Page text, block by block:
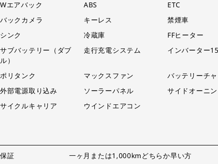
Wエアバック ABS
ETC
バックカメラ
キーレス
禁煙車
シンク
冷蔵庫
FFヒーター
サブバッテリー（ダブ
ル）
走行充電システム インバーター
ポリタンク マックスファン
バッテリーチ
外部電源取り込み
ソーラーパネル
サイドオーニ
サイクルキャリア
ウインドエアコン
保証 一ヶ月または1,000kmどちらか早い方